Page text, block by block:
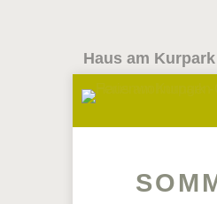
Haus am